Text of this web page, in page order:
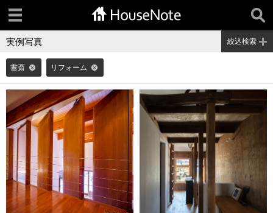
実例写真 絞込検索
書斎 リフォーム